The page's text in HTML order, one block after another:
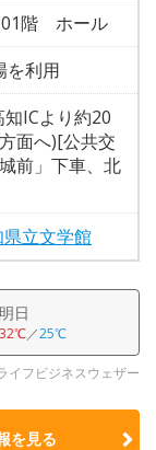
階 ホール
を利用
ICより約20
面へ)[公共交
前」下車、北
立文学館
明日
32℃／25℃
イフビジネスウェザー
を見る